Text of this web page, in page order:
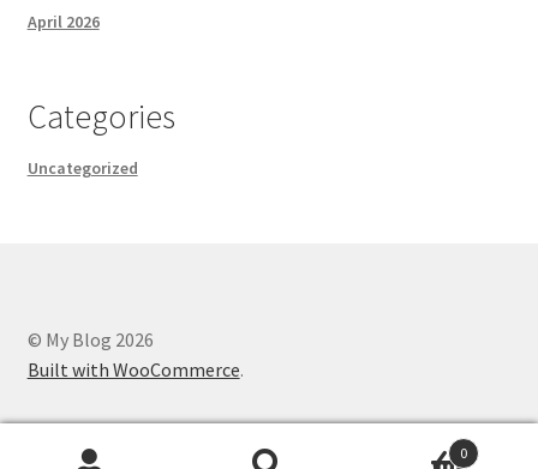
April 2026
Categories
Uncategorized
© My Blog 2026
Built with WooCommerce.
0